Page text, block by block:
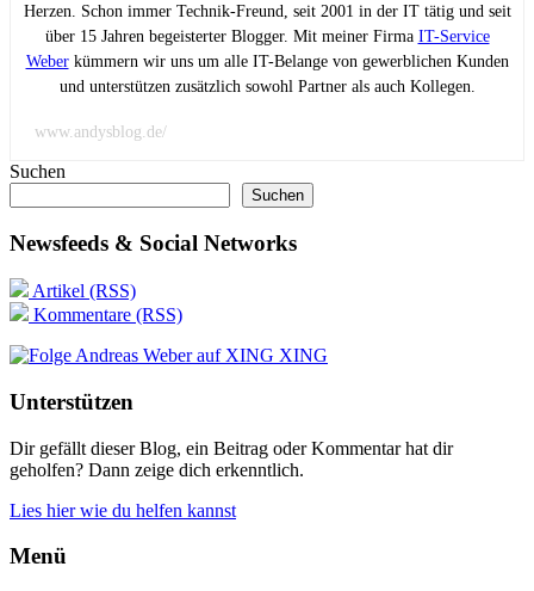
Herzen. Schon immer Technik-Freund, seit 2001 in der IT tätig und seit
über 15 Jahren begeisterter Blogger. Mit meiner Firma IT-Service
Weberkümmern wir uns um alle IT-Belange von gewerblichen Kunden
und unterstützen zusätzlich sowohl Partner als auch Kollegen.
www.andysblog.de/
Suchen
Suchen
Newsfeeds & Social Networks
Artikel (RSS)
Kommentare (RSS)
XING
Unterstützen
Dir gefällt dieser Blog, ein Beitrag oder Kommentar hat dir
geholfen? Dann zeige dich erkenntlich.
Lies hier wie du helfen kannst
Menü